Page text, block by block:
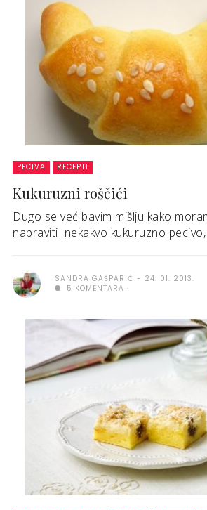
PECIVA RECEPTI
Kukuruzni roščići
Dugo se već bavim mišlju kako
napraviti nekakvo kukuruzno
SANDRA GAŠPARIĆ
24. 01. 2013.
5 KOMENTARA